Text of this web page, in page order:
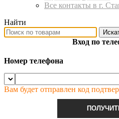
Все контакты в г.
Найти
Вход по
Номер телефона
Вам будет отправлен код